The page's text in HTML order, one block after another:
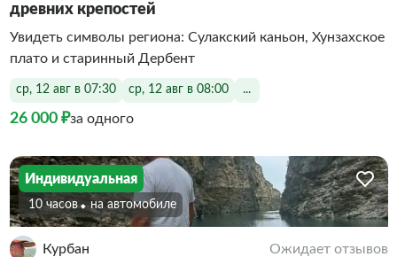
древних крепостей
Увидеть символы региона: Сулакский каньон, Хунзахское
плато и старинный Дербент
ср, 12 авг в 07:30 ср, 12 авг в 08:00 ...
26 000 ₽за одного
Индивидуальная
10 часов На автомобиле
Курбан Ожидает отзывов